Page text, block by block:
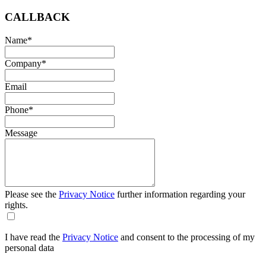
CALLBACK
Name*
Company*
Email
Phone*
Message
Please see the Privacy Notice further information regarding your
rights.
I have read the Privacy Notice and consent to the processing of my
personal data